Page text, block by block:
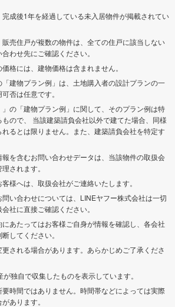
完成後1年を経過している未入居物件が掲載されてい
販売住戸が複数の物件は、全ての住戸に該当しない
わせ先にご確認ください。
格には、建物価格は含まれません。
「建物プラン例」は、土地購入者の設計プランの一
否は任意です。
」の「建物プラン例」に関して、そのプラン例は特
ので、 当該建築請負会社以外で建てた場合、同様
るとは限りません。また、建築請負会社を特定す
を含むお問い合わせデータは、当該物件の取扱会
されます。
様へは、取扱会社がご連絡いたします。
い合わせについては、LINEヤフー株式会社は一切
社に直接ご確認ください。
あたってはお客様ご自身が情報を確認し、各会社
してください。
される場合があります。あらかじめご了承くださ
独自で収集したものを表示しています。
時間ではありません。時間帯などによっては実際
あります。